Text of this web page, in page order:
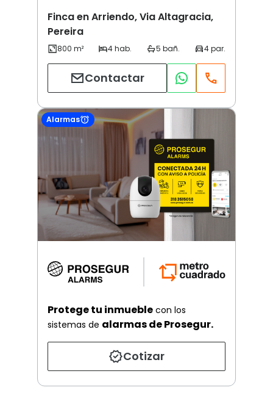
Finca en Arriendo, Via Altagracia,
Pereira
Contactar
Alarmas
Protege tu inmueble con los
sistemas de alarmas de Prosegur.
Cotizar